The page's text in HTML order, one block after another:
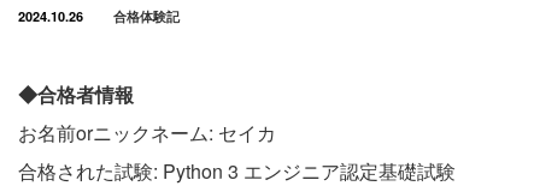
2024.10.26 合格体験記
◆合格者情報
お名前orニックネーム: セイカ
合格された試験: Python 3 エンジニア認定基礎試験